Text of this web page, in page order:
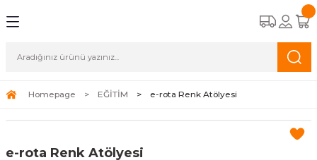
Homepage EĞİTİM e-rota Renk Atölyesi
e-rota Renk Atölyesi